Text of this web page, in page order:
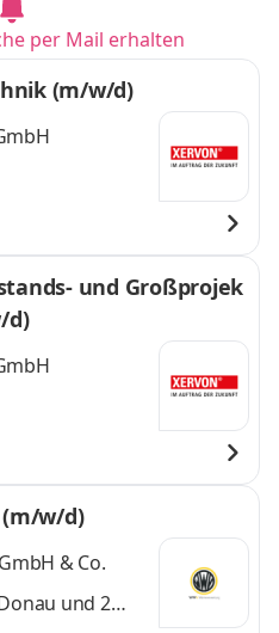
per Mail erhalten
(m/w/d)
und Großprojek
d)
w/d)
& Co.
und 2